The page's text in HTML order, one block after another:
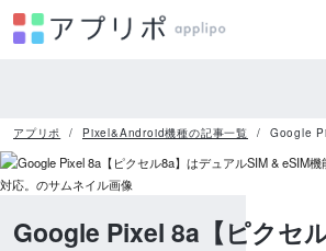
アプリポ Pixel&Android機種の記事一覧 Google
Google Pixel 8a【ピクセ